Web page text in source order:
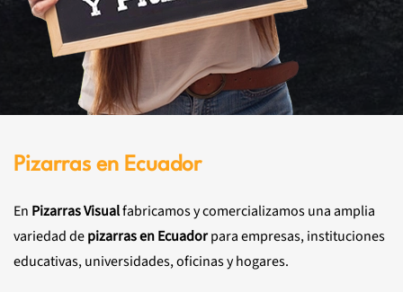
Pizarras en Ecuador
En Pizarras Visualfabricamos y comercializamos una amplia
variedad depizarras en Ecuadorpara empresas, instituciones
educativas, universidades, oficinas y hogares.